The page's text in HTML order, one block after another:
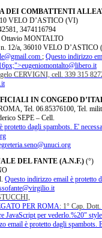
DEI COMBATTENTI
VELO D’ASTICO (VI)
3474116794
Ottavio MONTALTO
n. 12/a, 36010 VELO D’ASTICO
; Questo indirizzo
eugeniomontalto@libero.it
CERVIGNI, cell. 339 315
IN CONGEDO
Tel. 06.85376100, Tel.
SEPE – Cell.
protetto dagli spambots. E'
DEL FANTE (A.N.F.) (°)
Questo indirizzo email è protetto
PER ROMA: 1° Cap.
JavaScript per vederlo.%20"
email è protetto dagli spambots.